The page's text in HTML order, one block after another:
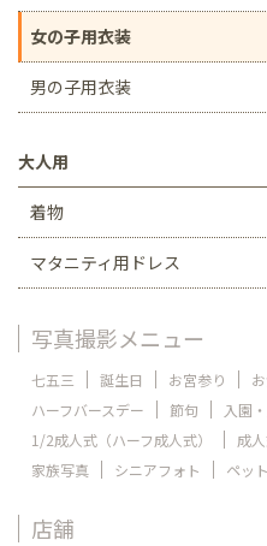
女の子用衣装
男の子用衣装
大人用
着物
マタニティ用ドレス
写真撮影メニュー
七五三 誕生日 お宮参り
ハーフバースデー
節句
入園
1/2成人式（ハーフ成人式）
成
家族写真
シニアフォト ペッ
店舗